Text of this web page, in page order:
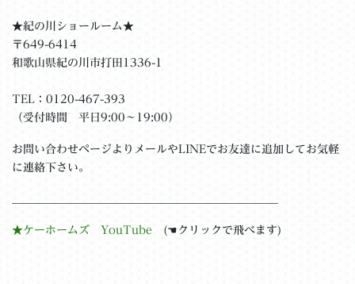
★紀の川ショールーム★
〒649-6414
和歌山県紀の川市打田1336-1
TEL：0120-467-393
（受付時間 平日9:00〜19:00）
お問い合わせページよりメールやLINEでお友達に追加してお気軽
に連絡下さい。
★ケーホームズ YouTube (☚クリックで飛べます)